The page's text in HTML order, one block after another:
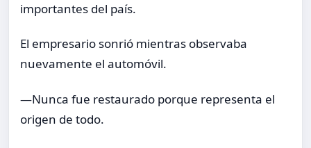
importantes del país.
El empresario sonrió mientras observaba
nuevamente el automóvil.
—Nunca fue restaurado porque representa el
origen de todo.